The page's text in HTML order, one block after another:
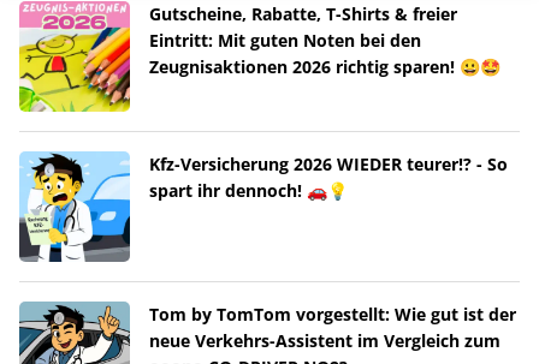
Gutscheine, Rabatte, T-Shirts & freier
Eintritt: Mit guten Noten bei den
Zeugnisaktionen 2026 richtig sparen! 😀🤩
Kfz-Versicherung 2026 WIEDER teurer!? - So
spart ihr dennoch! 🚗💡
Tom by TomTom vorgestellt: Wie gut ist der
neue Verkehrs-Assistent im Vergleich zum